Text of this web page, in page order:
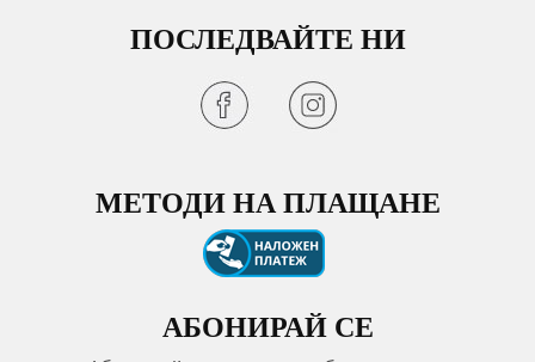
ПОСЛЕДВАЙТЕ НИ
МЕТОДИ НА ПЛАЩАНЕ
АБОНИРАЙ СЕ